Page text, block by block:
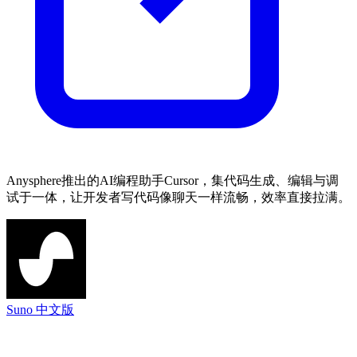
Anysphere推出的AI编程助手Cursor，集代码生成、编辑与调
试于一体，让开发者写代码像聊天一样流畅，效率直接拉满。
Suno 中文版